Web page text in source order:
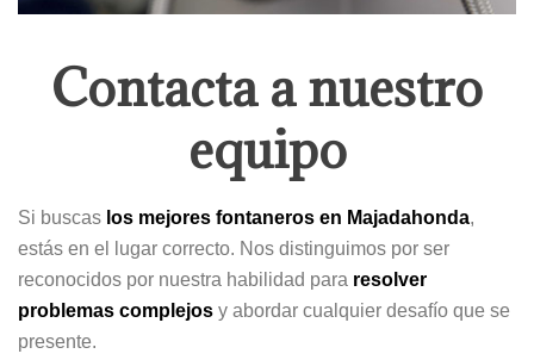
Contacta a nuestro
equipo
Si buscas los mejores fontaneros en Majadahonda,
estás en el lugar correcto. Nos distinguimos por ser
reconocidos por nuestra habilidad para resolver
problemas complejos y abordar cualquier desafío que se
presente.